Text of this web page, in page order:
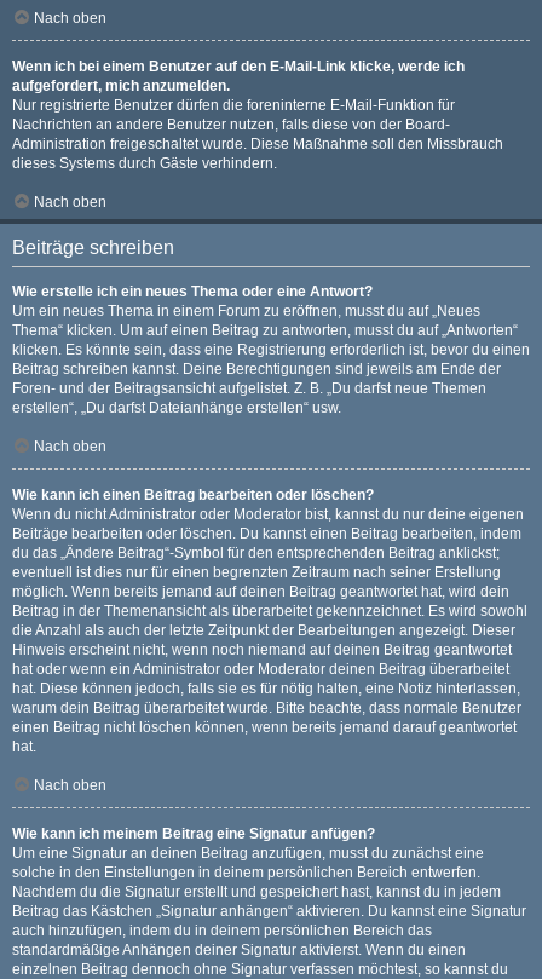
Nach oben
Wenn ich bei einem Benutzer auf den E-Mail-Link klicke, werde ich
aufgefordert, mich anzumelden.
Nur registrierte Benutzer dürfen die foreninterne E-Mail-Funktion für
Nachrichten an andere Benutzer nutzen, falls diese von der Board-
Administration freigeschaltet wurde. Diese Maßnahme soll den Missbrauch
dieses Systems durch Gäste verhindern.
Nach oben
Beiträge schreiben
Wie erstelle ich ein neues Thema oder eine Antwort?
Um ein neues Thema in einem Forum zu eröffnen, musst du auf „Neues
Thema“ klicken. Um auf einen Beitrag zu antworten, musst du auf „Antworten“
klicken. Es könnte sein, dass eine Registrierung erforderlich ist, bevor du einen
Beitrag schreiben kannst. Deine Berechtigungen sind jeweils am Ende der
Foren- und der Beitragsansicht aufgelistet. Z. B. „Du darfst neue Themen
erstellen“, „Du darfst Dateianhänge erstellen“ usw.
Nach oben
Wie kann ich einen Beitrag bearbeiten oder löschen?
Wenn du nicht Administrator oder Moderator bist, kannst du nur deine eigenen
Beiträge bearbeiten oder löschen. Du kannst einen Beitrag bearbeiten, indem
du das „Ändere Beitrag“-Symbol für den entsprechenden Beitrag anklickst;
eventuell ist dies nur für einen begrenzten Zeitraum nach seiner Erstellung
möglich. Wenn bereits jemand auf deinen Beitrag geantwortet hat, wird dein
Beitrag in der Themenansicht als überarbeitet gekennzeichnet. Es wird sowohl
die Anzahl als auch der letzte Zeitpunkt der Bearbeitungen angezeigt. Dieser
Hinweis erscheint nicht, wenn noch niemand auf deinen Beitrag geantwortet
hat oder wenn ein Administrator oder Moderator deinen Beitrag überarbeitet
hat. Diese können jedoch, falls sie es für nötig halten, eine Notiz hinterlassen,
warum dein Beitrag überarbeitet wurde. Bitte beachte, dass normale Benutzer
einen Beitrag nicht löschen können, wenn bereits jemand darauf geantwortet
hat.
Nach oben
Wie kann ich meinem Beitrag eine Signatur anfügen?
Um eine Signatur an deinen Beitrag anzufügen, musst du zunächst eine
solche in den Einstellungen in deinem persönlichen Bereich entwerfen.
Nachdem du die Signatur erstellt und gespeichert hast, kannst du in jedem
Beitrag das Kästchen „Signatur anhängen“ aktivieren. Du kannst eine Signatur
auch hinzufügen, indem du in deinem persönlichen Bereich das
standardmäßige Anhängen deiner Signatur aktivierst. Wenn du einen
einzelnen Beitrag dennoch ohne Signatur verfassen möchtest, so kannst du